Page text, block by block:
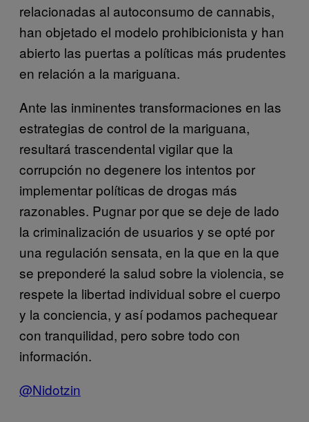
relacionadas al autoconsumo de cannabis,
han objetado el modelo prohibicionista y han
abierto las puertas a políticas más prudentes
en relación a la mariguana.
Ante las inminentes transformaciones en las
estrategias de control de la mariguana,
resultará trascendental vigilar que la
corrupción no degenere los intentos por
implementar políticas de drogas más
razonables. Pugnar por que se deje de lado
la criminalización de usuarios y se opté por
una regulación sensata, en la que en la que
se preponderé la salud sobre la violencia, se
respete la libertad individual sobre el cuerpo
y la conciencia, y así podamos pachequear
con tranquilidad, pero sobre todo con
información.
@Nidotzin